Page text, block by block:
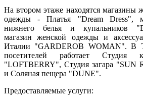
На втором этаже находятся магазины
одежды - Платья "Dream Dress",
нижнего белья и купальников
магазин женской одежды и
Италии "GARDEROB WOMAN". В
посетителей работает Студия
"LOFTBERRY", Студия загара "SUN
и Соляная пещера "DUNE".
Предоставляемые услуги: